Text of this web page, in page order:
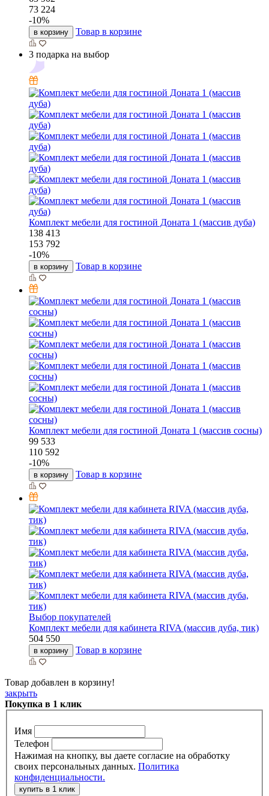
73 224
-10%
в корзину Товар в корзине
3 подарка на выбор
Комплект мебели для гостиной Доната 1 (массив дуба)
138 413
153 792
-10%
в корзину Товар в корзине
Комплект мебели для гостиной Доната 1 (массив сосны)
99 533
110 592
-10%
в корзину Товар в корзине
Выбор покупателей
Комплект мебели для кабинета RIVA (массив дуба, тик)
504 550
в корзину Товар в корзине
Товар добавлен в корзину!
закрыть
Покупка в 1 клик
Имя
Телефон
Нажимая на кнопку, вы даете согласие на обработку
своих персональных данных. Политика
конфиденциальности.